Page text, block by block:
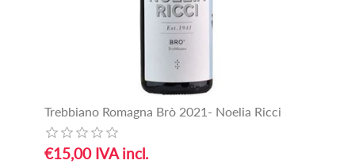
Trebbiano Romagna Brò 2021- Noelia Ricci
€15,00 IVA incl.